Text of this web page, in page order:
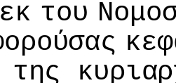
εκ τoυ
της